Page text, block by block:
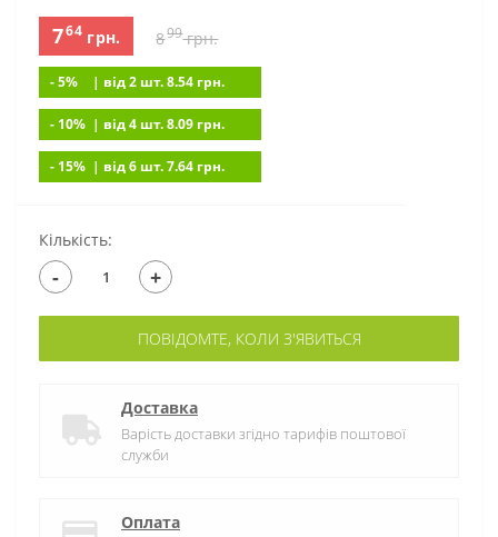
764грн. 899грн.
- 5% | вiд 2 шт. 8.54 грн.
- 10% | вiд 4 шт. 8.09 грн.
- 15% | вiд 6 шт. 7.64 грн.
Кількість:
- +
ПОВІДОМТЕ, КОЛИ З'ЯВИТЬСЯ
Доставка
Варість доставки згідно тарифів поштової
служби
Оплата